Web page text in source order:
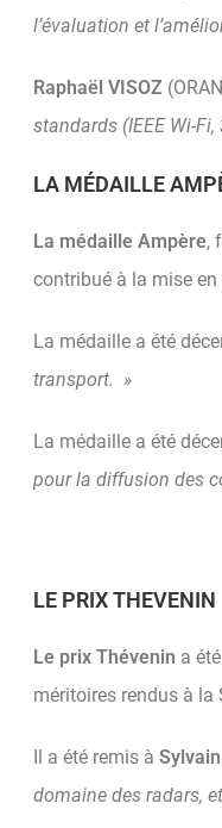
l’évaluation et
Raphaël VISOZ
standards (IEEE Wi-Fi,
LA MÉDAILLE
La médaille Ampère,
contribué à la mise
La médaille a été
transport. »
La médaille a été
pour la diffusion des
LE PRIX THEVENIN
Le prix Thévenin a
méritoires rendus à la
Il a été remis à
domaine des radars,